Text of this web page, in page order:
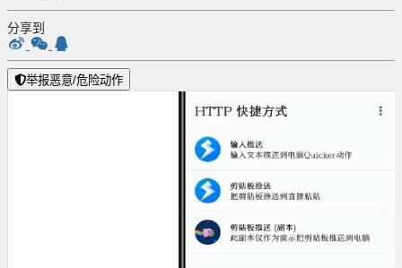
分享到
举报恶意/危险动作